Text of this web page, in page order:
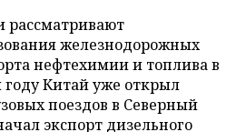
рассматривают
железнодорожных
нефтехимии и топлива в
Китай уже открыл
поездов в Северный
экспорт дизельного